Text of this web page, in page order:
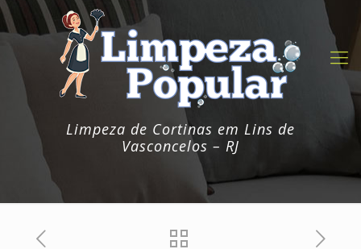
Limpeza de Cortinas em Lins de
Vasconcelos – RJ